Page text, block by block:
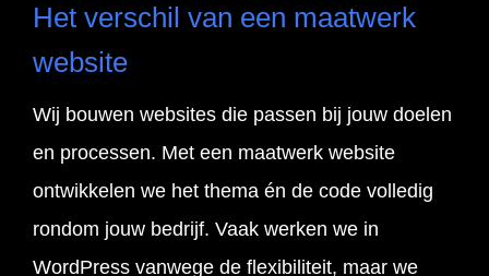
Het verschil van een maatwerk
website
Wij bouwen websites die passen bij jouw doelen
en processen. Met een maatwerk website
ontwikkelen we het thema én de code volledig
rondom jouw bedrijf. Vaak werken we in
WordPress vanwege de flexibiliteit, maar we